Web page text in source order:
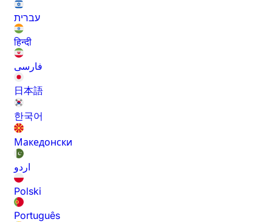
עברית
हिन्दी
فارسی
日本語
한국어
Македонски
اردو
Polski
Português